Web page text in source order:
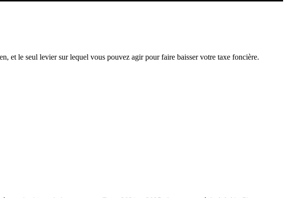
et le seul levier sur lequel vous pouvez agir pour faire baisser votre taxe foncière.